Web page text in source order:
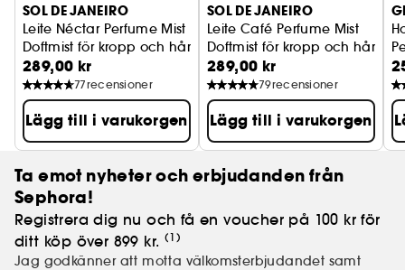
SOL DE JANEIRO
Leite Néctar Perfume Mist
Doftmist för kropp och hår
289,00 kr
77recensioner
Lägg till i varukorgen
SOL DE JANEIRO
Leite Café Perfume Mist
Doftmist för kropp och hår
289,00 kr
79recensioner
Lägg till i varukorgen
Ta emot nyheter och erbjudanden från
Sephora!
Registrera dig nu och få en voucher på 100 kr för
ditt köp över 899 kr. (1)
Jag godkänner att motta välkomsterbjudandet samt